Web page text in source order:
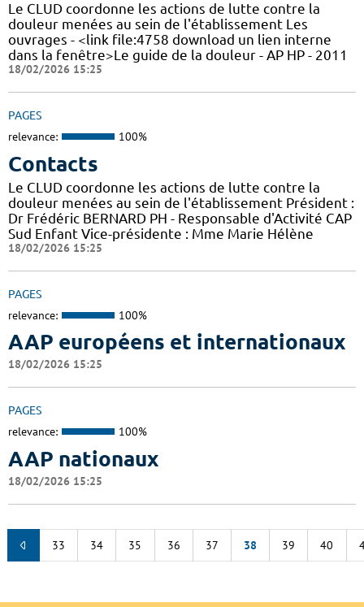
Le CLUD coordonne les actions de lutte contre la
douleur menées au sein de l'établissement Les
ouvrages - <link file:4758 download un lien interne
dans la fenêtre>Le guide de la douleur - AP HP - 2011
18/02/2026 15:25
PAGES
relevance: 100%
Contacts
Le CLUD coordonne les actions de lutte contre la
douleur menées au sein de l'établissement Président :
Dr Frédéric BERNARD PH - Responsable d'Activité CAP
Sud Enfant Vice-présidente : Mme Marie Hélène
18/02/2026 15:25
PAGES
relevance: 100%
AAP européens et internationaux
18/02/2026 15:25
PAGES
relevance: 100%
AAP nationaux
18/02/2026 15:25
33 34 35 36 37 38 39 40